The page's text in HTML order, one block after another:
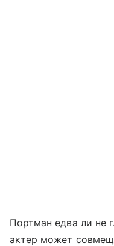
Портман едва ли не
актер может